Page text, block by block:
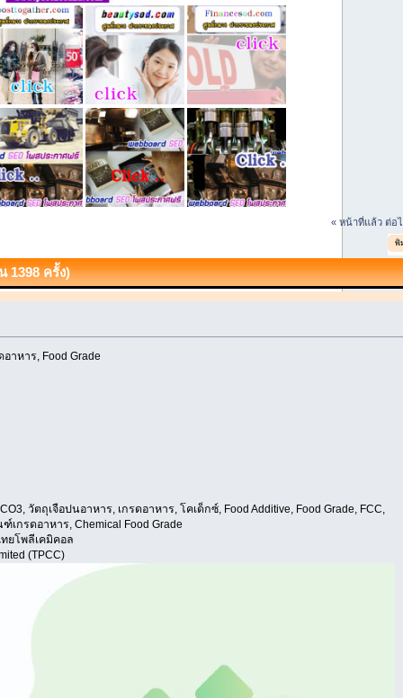
« หน้าที่แล้ว ต่อ
พิ
1398 ครั้ง)
าหาร, Food Grade
วัตถุเจือปนอาหาร, เกรดอาหาร, โคเด็กซ์, Food Additive, Food Grade, FCC,
เกรดอาหาร, Chemical Food Grade
ยโพลีเคมิคอล
(TPCC)